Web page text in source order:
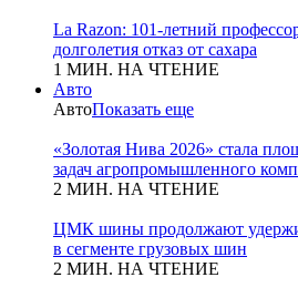
La Razon: 101-летний
долголетия отказ от сахара
1 МИН. НА ЧТЕНИЕ
Авто
АвтоПоказать еще
«Золотая Нива 2026» стала
задач агропромышленного
2 МИН. НА ЧТЕНИЕ
ЦМК шины продолжают
в сегменте грузовых шин
2 МИН. НА ЧТЕНИЕ